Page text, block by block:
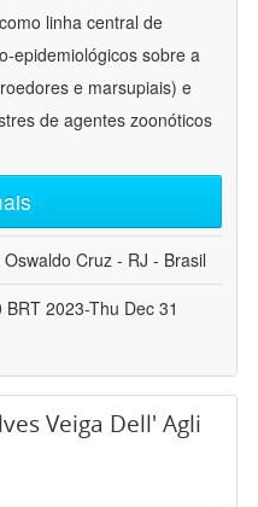
linha central de
epidemiológicos sobre a
e marsupiais) e
de agentes zoonóticos
Cruz - RJ - Brasil
2023-Thu Dec 31
Veiga Dell' Agli